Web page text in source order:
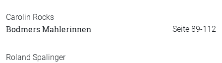
Carolin Rocks
Seite 89-112
Bodmers Mahlerinnen
Roland Spalinger